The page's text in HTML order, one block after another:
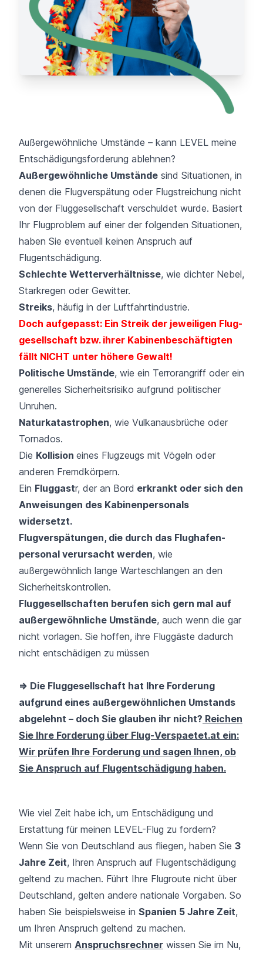
Außergewöhnliche Umstände – kann LEVEL meine
Entschädigungsforderung ablehnen?
Außergewöhnliche Umstände sind Situationen, in
denen die Flugverspätung oder Flugstreichung nicht
von der Fluggesellschaft verschuldet wurde. Basiert
Ihr Flugproblem auf einer der folgenden Situationen,
haben Sie eventuell keinen Anspruch auf
Flugentschädigung.
Schlechte Wetterverhältnisse, wie dichter Nebel,
Starkregen oder Gewitter.
Streiks, häufig in der Luftfahrtindustrie.
Doch aufgepasst: Ein Streik der jeweiligen Flug­
gesellschaft bzw. ihrer Kabinen­beschäftigten
fällt NICHT unter höhere Gewalt!
Politische Umstände, wie ein Terrorangriff oder ein
generelles Sicherheitsrisiko aufgrund politischer
Unruhen.
Naturkatastrophen, wie Vulkanausbrüche oder
Tornados.
Die Kollision eines Flugzeugs mit Vögeln oder
anderen Fremdkörpern.
Ein Fluggastr, der an Bord erkrankt oder sich den
Anweisungen des Kabinen­personals
widersetzt.
Flugverspätungen, die durch das Flughafen­
personal verursacht werden, wie
außergewöhnlich lange Warte­schlangen an den
Sicherheitskontrollen.
Fluggesellschaften berufen sich gern mal auf
außergewöhnliche Umstände, auch wenn die gar
nicht vorlagen. Sie hoffen, ihre Fluggäste dadurch
nicht entschädigen zu müssen
=> Die Fluggesellschaft hat Ihre Forderung
aufgrund eines außergewöhnlichen Umstands
abgelehnt – doch Sie glauben ihr nicht? Reichen
Sie Ihre Forderung über Flug-Verspaetet.at ein:
Wir prüfen Ihre Forderung und sagen Ihnen, ob
Sie Anspruch auf Flugentschädigung haben.
Wie viel Zeit habe ich, um Entschädigung und
Erstattung für meinen LEVEL-Flug zu fordern?
Wenn Sie von Deutschland aus fliegen, haben Sie 3
Jahre Zeit, Ihren Anspruch auf Flugentschädigung
geltend zu machen. Führt Ihre Flugroute nicht über
Deutschland, gelten andere nationale Vorgaben. So
haben Sie beispielsweise in Spanien 5 Jahre Zeit,
um Ihren Anspruch geltend zu machen.
Mit unserem Anspruchsrechner wissen Sie im Nu,